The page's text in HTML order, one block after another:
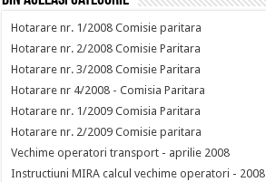
Hotarare nr. 1/2008 Comisie paritara
Hotarare nr. 2/2008 Comisie Paritara
Hotarare nr. 3/2008 Comisie Paritara
Hotarare nr 4/2008 - Comisia Paritara
Hotarare nr. 1/2009 Comisia Paritara
Hotarare nr. 2/2009 Comisie paritara
Vechime operatori transport - aprilie 2008
Instructiuni MIRA calcul vechime operatori - 2008